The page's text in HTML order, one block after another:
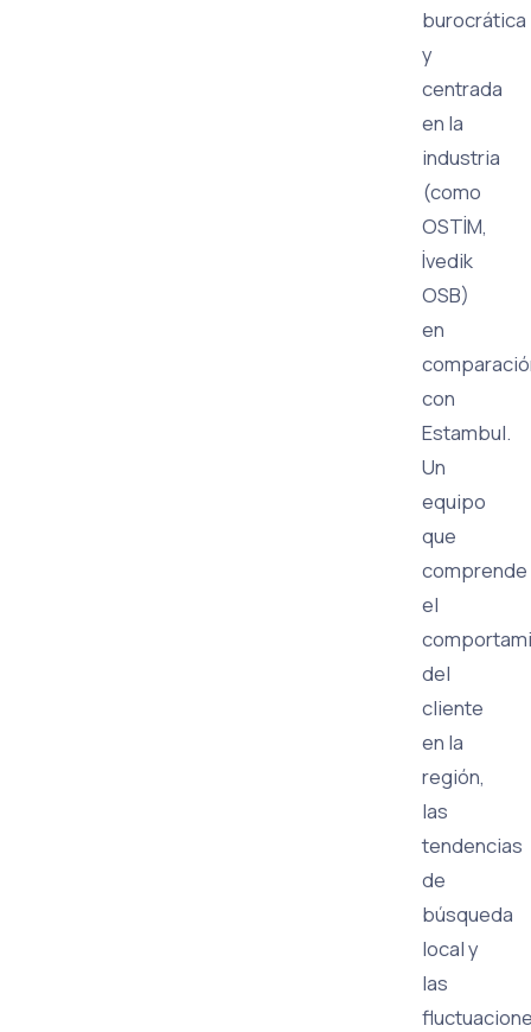
burocrática
y
centrada
en la
industria
(como
OSTİM,
İvedik
OSB)
en
con
Estambul.
Un
equipo
que
comprende
el
del
cliente
en la
región,
las
tendencias
de
búsqueda
local y
las